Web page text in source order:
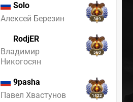
Solo
Алексей Березин
389
RodjER
Владимир
Никогосян
560
9pasha
Павел Хвастунов
1422